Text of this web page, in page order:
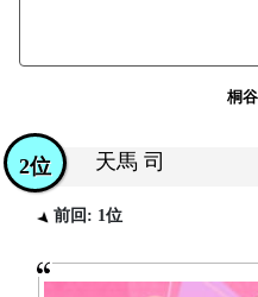
桐
天馬 司
2位
前回: 1位